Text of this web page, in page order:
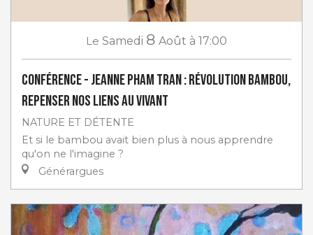
Le Samedi 8 Août à 17:00
Conférence - Jeanne Pham Tran : Révolution Bambou,
repenser nos liens au vivant
NATURE ET DÉTENTE
Et si le bambou avait bien plus à nous apprendre
qu'on ne l'imagine ?
Générargues